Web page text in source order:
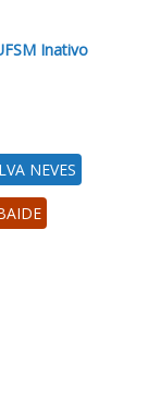
Inativo
NEVES